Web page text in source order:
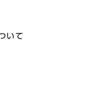
いて